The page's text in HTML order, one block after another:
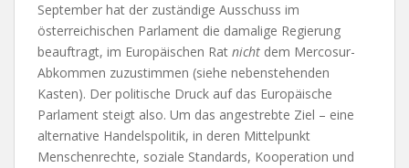
September hat der zuständige Ausschuss im
österreichischen Parlament die damalige Regierung
beauftragt, im Europäischen Rat nicht dem Mercosur-
Abkommen zuzustimmen (siehe nebenstehenden
Kasten). Der politische Druck auf das Europäische
Parlament steigt also. Um das angestrebte Ziel – eine
alternative Handelspolitik, in deren Mittelpunkt
Menschenrechte, soziale Standards, Kooperation und